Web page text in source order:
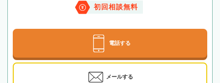
初回相談無料
電話する
メールする